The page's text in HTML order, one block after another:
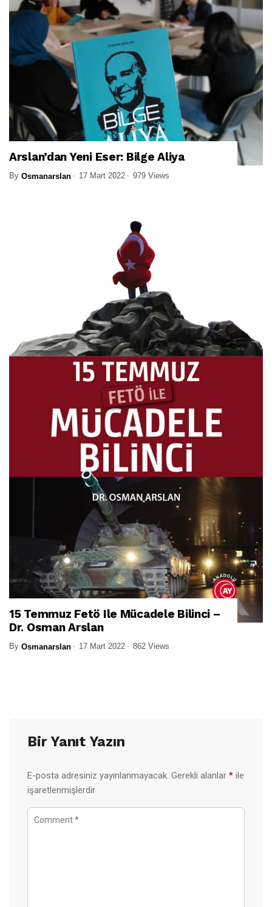
Arslan’dan Yeni Eser: Bilge Aliya
By Osmanarslan 17 Mart 2022 979 Views
15 Temmuz Fetö Ile Mücadele Bilinci –
Dr. Osman Arslan
By Osmanarslan 17 Mart 2022 862 Views
Bir Yanıt Yazın
E-posta adresiniz yayınlanmayacak. Gerekli alanlar * ile
işaretlenmişlerdir